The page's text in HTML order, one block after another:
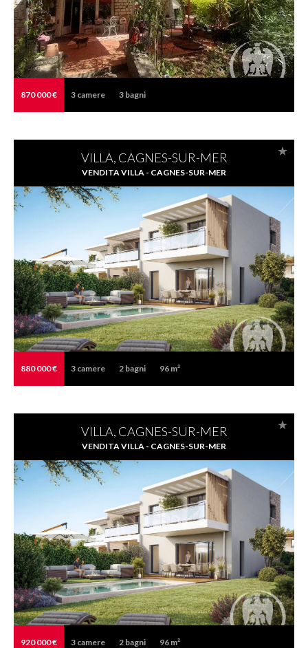
870 000 € 3 camere 3 bagni
VILLA, CAGNES-SUR-MER
VENDITA VILLA - CAGNES-SUR-MER
880 000 € 3 camere 2 bagni 96 m²
VILLA, CAGNES-SUR-MER
VENDITA VILLA - CAGNES-SUR-MER
920 000 € 3 camere 2 bagni 96 m²